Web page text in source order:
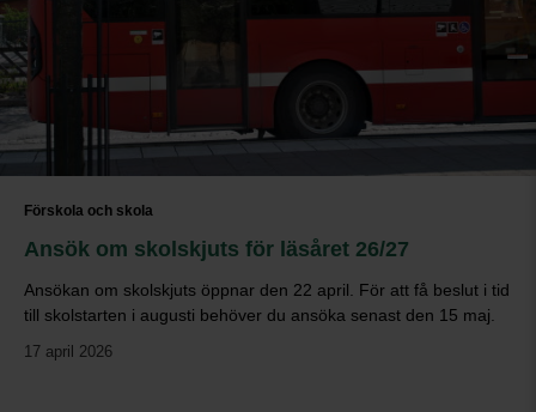
Förskola och skola
Ansök om skolskjuts för läsåret 26/27
Ansökan om skolskjuts öppnar den 22 april. För att få beslut i tid
till skolstarten i augusti behöver du ansöka senast den 15 maj.
17 april 2026